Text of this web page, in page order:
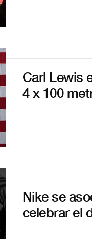
Carl Lewis
4 x 100
Nike se
celebrar el